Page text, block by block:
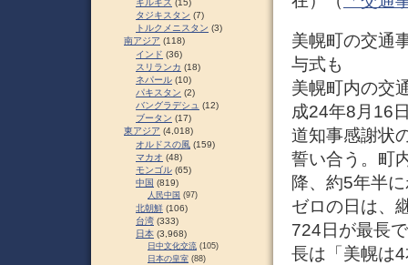
美幌町の交通
与式も
美幌町内の交
成24年8月16
道知事感謝状
誓い合う。町
降、約5年半
ゼロの日は、
724日が最長
長は「美幌は
キルギス (15)
タジキスタン (7)
トルクメニスタン (3)
南アジア (118)
インド (36)
スリランカ (18)
ネパール (10)
パキスタン (2)
バングラデシュ (12)
ブータン (17)
東アジア (4,018)
オルドスの風 (159)
マカオ (48)
モンゴル (65)
中国 (819)
人民中国 (97)
北朝鮮 (106)
台湾 (333)
日本 (3,968)
日中文化交流 (105)
日本の皇室 (88)